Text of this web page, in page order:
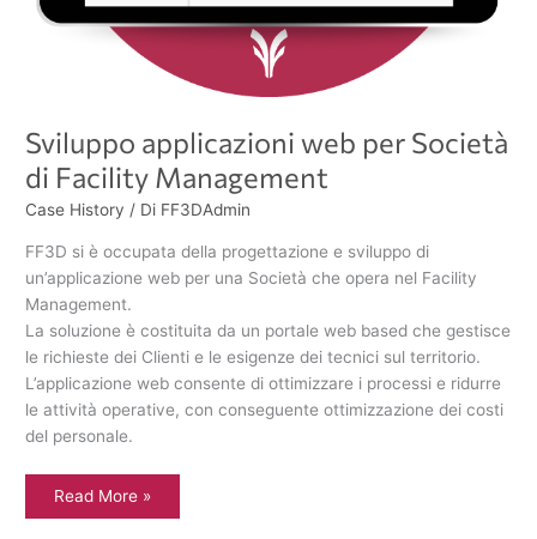
Sviluppo applicazioni web per Società
di Facility Management
Case History / Di FF3DAdmin
FF3D si è occupata della progettazione e sviluppo di
un’applicazione web per una Società che opera nel Facility
Management.
La soluzione è costituita da un portale web based che gestisce
le richieste dei Clienti e le esigenze dei tecnici sul territorio.
L’applicazione web consente di ottimizzare i processi e ridurre
le attività operative, con conseguente ottimizzazione dei costi
del personale.
Read More »